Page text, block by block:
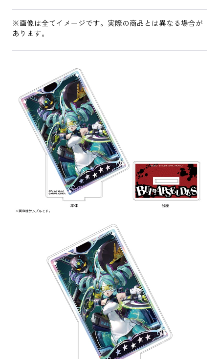
※画像は全てイメージです。実際の商品とは異なる場合が
あります。